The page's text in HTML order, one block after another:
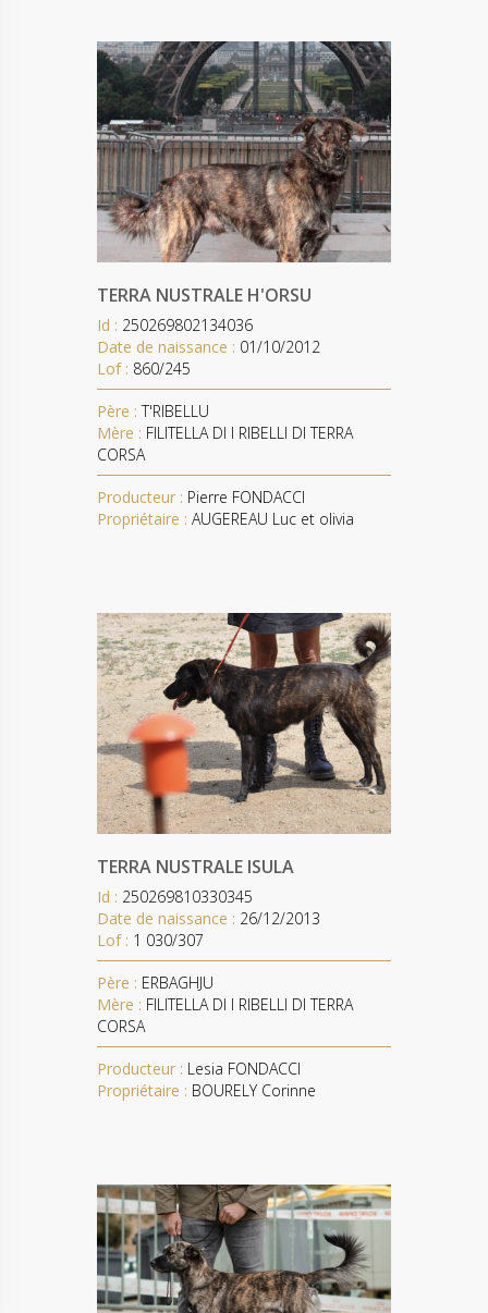
TERRA NUSTRALE H'ORSU
Id : 250269802134036
Date de naissance : 01/10/2012
Lof : 860/245
Père :T'RIBELLU
Mère : FILITELLA DI I RIBELLI DI TERRA
CORSA
Producteur : Pierre FONDACCI
Propriétaire : AUGEREAU Luc et olivia
TERRA NUSTRALE ISULA
Id : 250269810330345
Date de naissance : 26/12/2013
Lof : 1 030/307
Père : ERBAGHJU
Mère : FILITELLA DI I RIBELLI DI TERRA
CORSA
Producteur : Lesia FONDACCI
Propriétaire : BOURELY Corinne